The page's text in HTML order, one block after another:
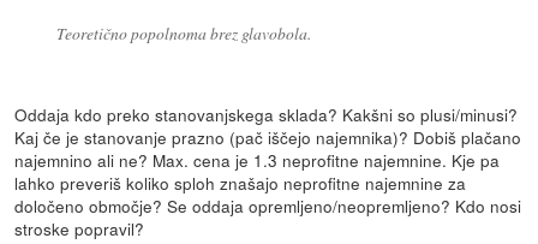
Teoretično popolnoma brez glavobola.
Oddaja kdo preko stanovanjskega sklada? Kakšni so plusi/minusi?
Kaj če je stanovanje prazno (pač iščejo najemnika)? Dobiš plačano
najemnino ali ne? Max. cena je 1.3 neprofitne najemnine. Kje pa
lahko preveriš koliko sploh znašajo neprofitne najemnine za
določeno območje? Se oddaja opremljeno/neopremljeno? Kdo nosi
stroske popravil?